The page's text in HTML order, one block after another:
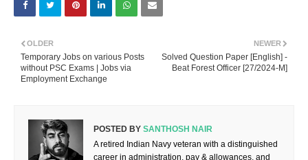
NEWER
Solved Question Paper [English] -
Beat Forest Officer [27/2024-M]
OLDER
Temporary Jobs on various Posts
without PSC Exams | Jobs via
Employment Exchange
POSTED BY SANTHOSH NAIR
A retired Indian Navy veteran with a distinguished
career in administration, pay & allowances, and